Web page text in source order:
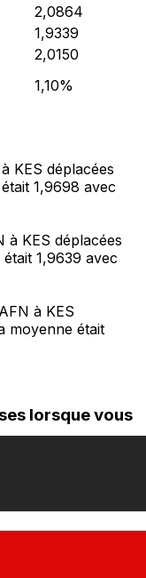
2,0864
1,9339
2,0150
1,10%
KES déplacées
1,9698 avec
KES déplacées
1,9639 avec
à KES
moyenne était
lorsque vous
internationaux
des devises,
de
Téléchargez